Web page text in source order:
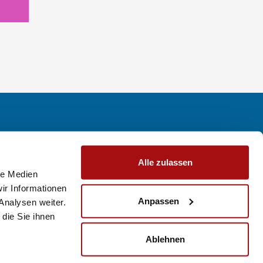
Medien
Informationen
weiter.
Sie ihnen
Alle zulassen
Anpassen
Ablehnen
Kontakt ImpressumDatenschutz